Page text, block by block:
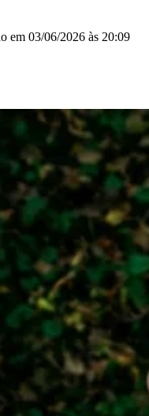
MarcoCidades da
Jardim Maria Helena
Jardim
ReginaliceJardim São
Jardim Silveira
Jardim
Osasco
Parque dos
Parque Viana
Pirapora
BarrosVila Boa Vista
Vila
Vila Nossa Sra. da
em 03/06/2026 às 20:09